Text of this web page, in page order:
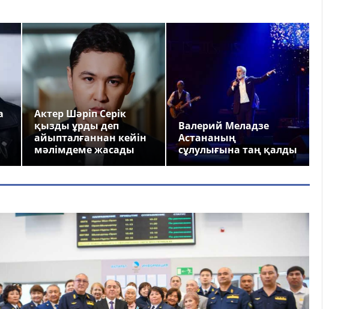
Актер Шәріп Серік
қызды ұрды деп
айыпталғаннан кейін
мәлімдеме жасады
Валерий Меладзе
Астананың
сұлулығына таң қалды